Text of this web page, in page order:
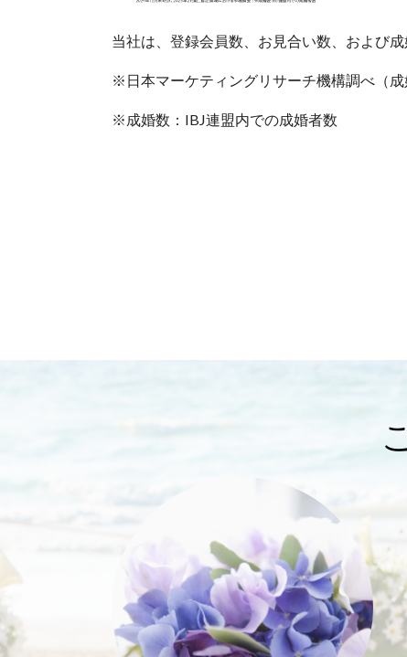
当社は、登録会員数、お見合い数、および
※日本マーケティングリサーチ機構調べ（
※成婚数：IBJ連盟内での成婚者数